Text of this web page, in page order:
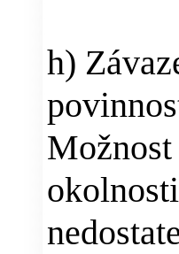
h)